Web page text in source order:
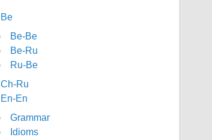
Be
Be-Be
Be-Ru
Ru-Be
Ch-Ru
En-En
Grammar
Idioms